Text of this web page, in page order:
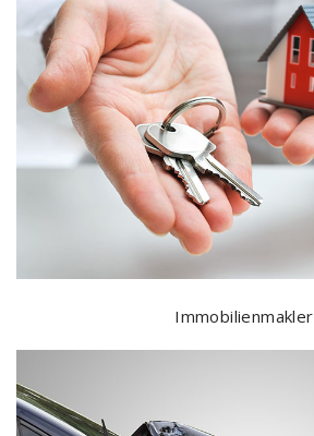
Immobilienmakler